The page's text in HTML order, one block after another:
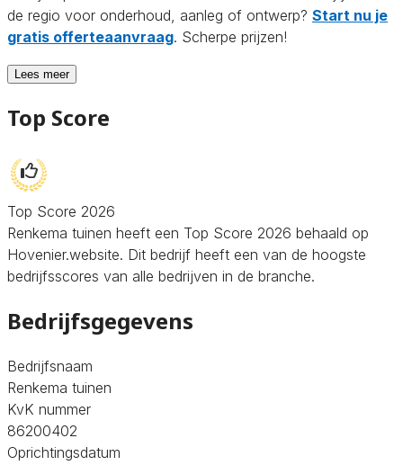
de regio voor onderhoud, aanleg of ontwerp? Start nu je
gratis offerteaanvraag. Scherpe prijzen!
Lees meer
Top Score
Top Score 2026
Renkema tuinen heeft een Top Score 2026 behaald op
Hovenier.website. Dit bedrijf heeft een van de hoogste
bedrijfsscores van alle bedrijven in de branche.
Bedrijfsgegevens
Bedrijfsnaam
Renkema tuinen
KvK nummer
86200402
Oprichtingsdatum